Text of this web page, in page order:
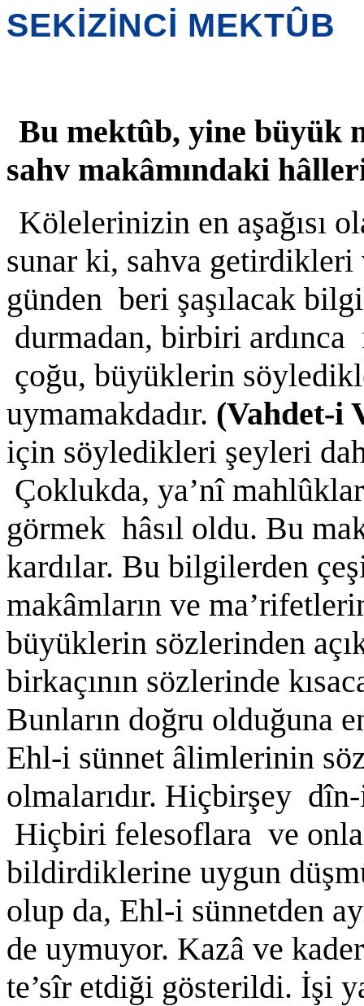
SEKİZİNCİ MEKTÛB
Bu mektûb, yine büyük
sahv makâmındaki
Kölelerinizin en aşağısı
sunar ki, sahva
günden beri şaşılacak
durmadan, birbiri ardınca
çoğu, büyüklerin
uymamakdadır. (Vahdet-i
için söyledikleri şeyleri
Çoklukda, ya’nî
görmek hâsıl oldu. Bu
kardılar. Bu bilgilerden
makâmların ve
büyüklerin sözlerinden
birkaçının sözlerinde
Bunların doğru olduğuna
Ehl-i sünnet âlimlerinin
olmalarıdır. Hiçbirşey
Hiçbiri felesoflara ve
bildirdiklerine uygun
olup da, Ehl-i sünnetden
de uymuyor. Kazâ ve
te’sîr etdiği gösterildi. İşi